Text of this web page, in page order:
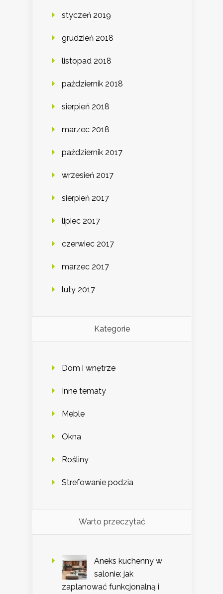
styczeń 2019
grudzień 2018
listopad 2018
październik 2018
sierpień 2018
marzec 2018
październik 2017
wrzesień 2017
sierpień 2017
lipiec 2017
czerwiec 2017
marzec 2017
luty 2017
Kategorie
Dom i wnętrze
Inne tematy
Meble
Okna
Rośliny
Strefowanie podzia
Warto przeczytać
Aneks kuchenny w
salonie: jak
zaplanować funkcjonalną i